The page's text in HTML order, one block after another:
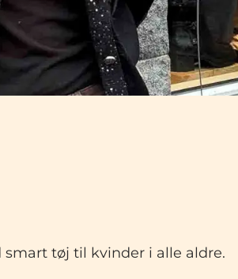
tøj til kvinder i alle aldre.